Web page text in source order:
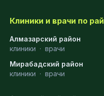
Клиники и врачи по
Алмазарский район
клиники · врачи
Мирабадский район
клиники · врачи